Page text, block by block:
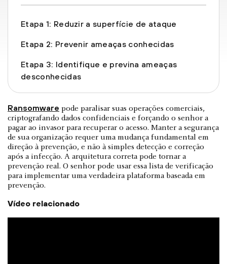
Etapa 1: Reduzir a superfície de ataque
Etapa 2: Prevenir ameaças conhecidas
Etapa 3: Identifique e previna ameaças
desconhecidas
Ransomware pode paralisar suas operações comerciais,
criptografando dados confidenciais e forçando o senhor a
pagar ao invasor para recuperar o acesso. Manter a segurança
de sua organização requer uma mudança fundamental em
direção à prevenção, e não à simples detecção e correção
após a infecção. A arquitetura correta pode tornar a
prevenção real. O senhor pode usar essa lista de verificação
para implementar uma verdadeira plataforma baseada em
prevenção.
Vídeo relacionado